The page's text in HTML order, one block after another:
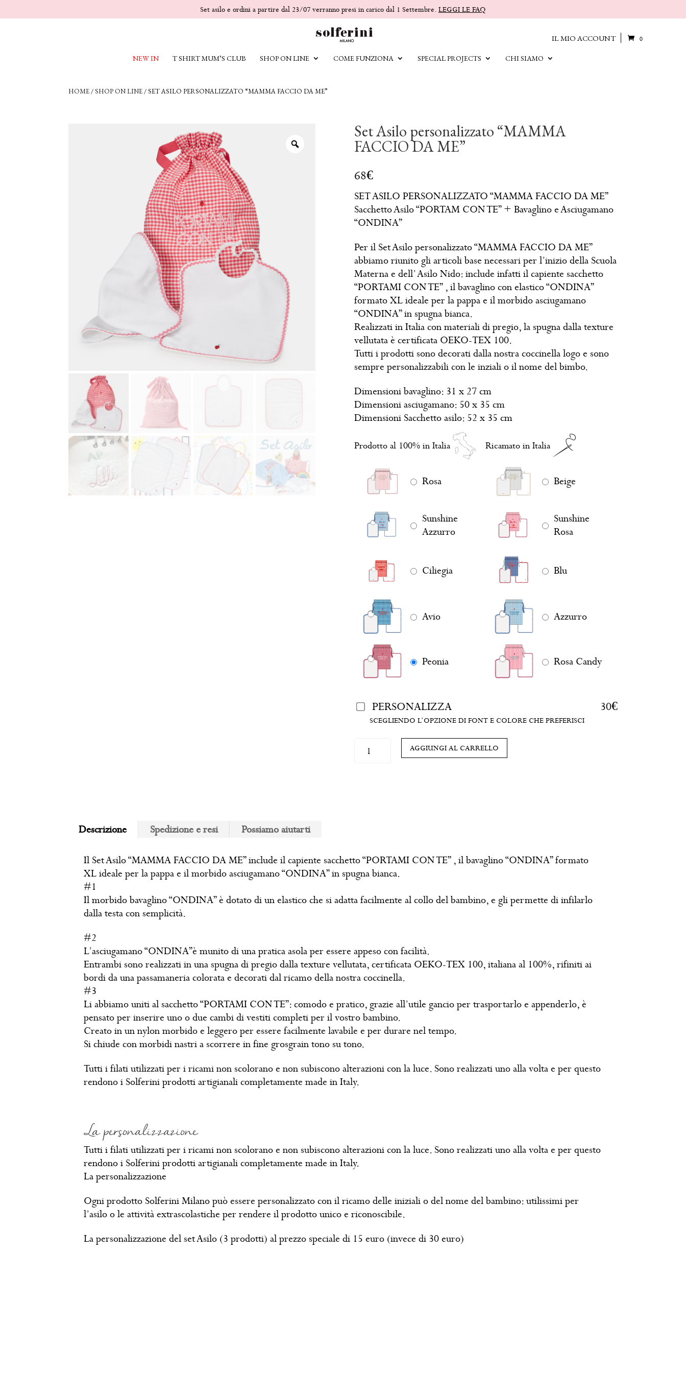
Set asilo e ordini a partire dal 23/07 verranno presi in carico dal 1 Settembre. LEGGI LE FAQ
IL MIO ACCOUNT 0
NEW IN T SHIRT MUM’S CLUB SHOP ON LINE COME FUNZIONA SPECIAL PROJECTS CHI SIAMO
HOME / SHOP ON LINE / SET ASILO PERSONALIZZATO “MAMMA FACCIO DA ME”
Set Asilo personalizzato “MAMMA
FACCIO DA ME”
68€‏
SET ASILO PERSONALIZZATO “MAMMA FACCIO DA ME”
Sacchetto Asilo “PORTAM CON TE” + Bavaglino e Asciugamano
“ONDINA”
Per il Set Asilo personalizzato “MAMMA FACCIO DA ME”
abbiamo riunito gli articoli base necessari per l’inizio della Scuola
Materna e dell’ Asilo Nido: include infatti il capiente sacchetto
“PORTAMI CON TE” , il bavaglino con elastico “ONDINA”
formato XL ideale per la pappa e il morbido asciugamano
“ONDINA” in spugna bianca.
Realizzati in Italia con materiali di pregio, la spugna dalla texture
vellutata è certificata OEKO-TEX 100.
Tutti i prodotti sono decorati dalla nostra coccinella logo e sono
sempre personalizzabili con le inziali o il nome del bimbo.
Dimensioni bavaglino: 31 x 27 cm
Dimensioni asciugamano: 50 x 35 cm
Dimensioni Sacchetto asilo: 52 x 35 cm
Prodotto al 100% in Italia Ricamato in Italia
Rosa Beige
Sunshine
Azzurro
Sunshine
Rosa
Ciliegia Blu
Avio Azzurro
Peonia Rosa Candy
PERSONALIZZA 30€
SCEGLIENDO L’OPZIONE DI FONT E COLORE CHE PREFERISCI
Asilo
AGGIUNGI AL CARRELLO
Descrizione Spedizione e resi Possiamo aiutarti
Il Set Asilo “MAMMA FACCIO DA ME” include il capiente sacchetto “PORTAMI CON TE” , il bavaglino “ONDINA” formato
XL ideale per la pappa e il morbido asciugamano “ONDINA” in spugna bianca.
#1
Il morbido bavaglino “ONDINA” è dotato di un elastico che si adatta facilmente al collo del bambino, e gli permette di infilarlo
dalla testa con semplicità.
#2
L’asciugamano “ONDINA”è munito di una pratica asola per essere appeso con facilità.
Entrambi sono realizzati in una spugna di pregio dalla texture vellutata, certificata OEKO-TEX 100, italiana al 100%, rifiniti ai
bordi da una passamaneria colorata e decorati dal ricamo della nostra coccinella.
#3
Li abbiamo uniti al sacchetto “PORTAMI CON TE”: comodo e pratico, grazie all’utile gancio per trasportarlo e appenderlo, è
pensato per inserire uno o due cambi di vestiti completi per il vostro bambino.
Creato in un nylon morbido e leggero per essere facilmente lavabile e per durare nel tempo.
Si chiude con morbidi nastri a scorrere in fine grosgrain tono su tono.
Tutti i filati utilizzati per i ricami non scolorano e non subiscono alterazioni con la luce. Sono realizzati uno alla volta e per questo
rendono i Solferini prodotti artigianali completamente made in Italy.
La personalizzazione
Tutti i filati utilizzati per i ricami non scolorano e non subiscono alterazioni con la luce. Sono realizzati uno alla volta e per questo
rendono i Solferini prodotti artigianali completamente made in Italy.
La personalizzazione
Ogni prodotto Solferini Milano può essere personalizzato con il ricamo delle iniziali o del nome del bambino: utilissimi per
l’asilo o le attività extrascolastiche per rendere il prodotto unico e riconoscibile.
La personalizzazione del set Asilo (3 prodotti) al prezzo speciale di 15 euro (invece di 30 euro)